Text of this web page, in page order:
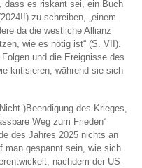
dass es riskant sei, ein Buch
zu schreiben, „einem
da die westliche Allianz
wie es nötig ist“ (S. VII).
und die Ereignisse des
kritisieren, während sie sich
)Beendigung des Krieges,
Weg zum Frieden“
des Jahres 2025 nichts an
man gespannt sein, wie sich
nachdem der US-